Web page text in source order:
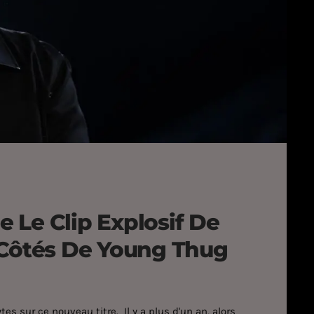
Le Clip Explosif De
De Young Thug
sur ce nouveau titre. Il y a plus d'un an, alors